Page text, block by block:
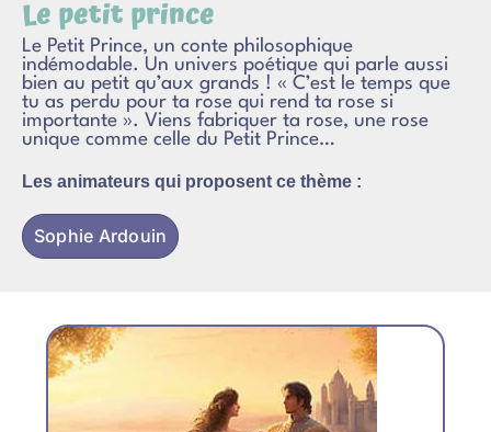
Le petit prince
Le Petit Prince, un conte philosophique
indémodable. Un univers poétique qui parle aussi
bien au petit qu’aux grands ! « C’est le temps que
tu as perdu pour ta rose qui rend ta rose si
importante ». Viens fabriquer ta rose, une rose
unique comme celle du Petit Prince…
Les animateurs qui proposent ce thème :
Sophie Ardouin